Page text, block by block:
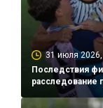
31 июля 2026,
Последствия
расследование